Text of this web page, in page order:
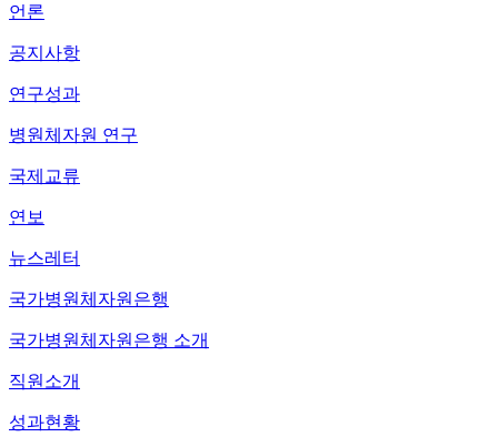
언론
공지사항
연구성과
병원체자원 연구
국제교류
연보
뉴스레터
국가병원체자원은행
국가병원체자원은행 소개
직원소개
성과현황